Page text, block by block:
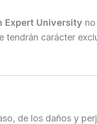
Expert University
carácter
de los daños y